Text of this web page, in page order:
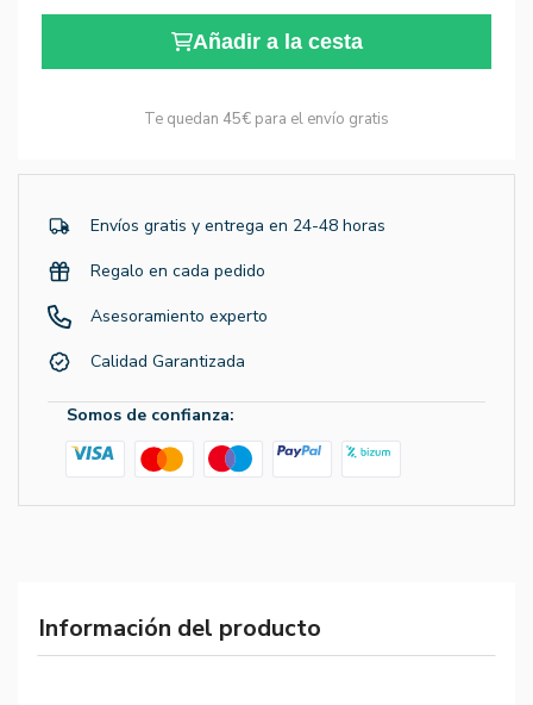
Añadir a la cesta
Te quedan 45€ para el envío gratis
Envíos gratis y entrega en 24-48 horas
Regalo en cada pedido
Asesoramiento experto
Calidad Garantizada
Somos de confianza:
Información del producto